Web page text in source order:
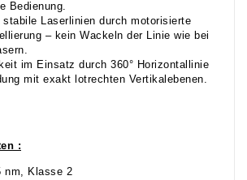
Bedienung.
stabile Laserlinien durch motorisierte
– kein Wackeln der Linie wie bei
im Einsatz durch 360° Horizontallinie
mit exakt lotrechten Vertikalebenen.
:
nm, Klasse 2